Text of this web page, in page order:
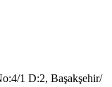
1 D:2, Başakşehir/